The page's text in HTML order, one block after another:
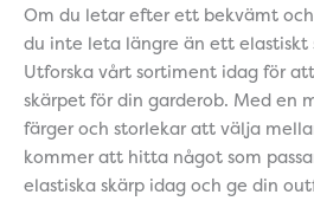
Om du letar efter ett bekvämt
du inte leta längre än ett elastiskt
Utforska vårt sortiment idag för
skärpet för din garderob. Med en
färger och storlekar att välja
kommer att hitta något som
elastiska skärp idag och ge din